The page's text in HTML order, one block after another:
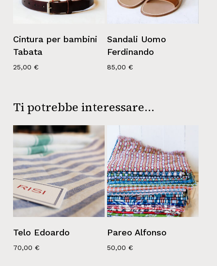
Cintura per bambini
Tabata
25,00 €
Sandali Uomo
Ferdinando
85,00€
Ti potrebbe interessare…
Telo Edoardo
70,00 €
Pareo Alfonso
50,00€